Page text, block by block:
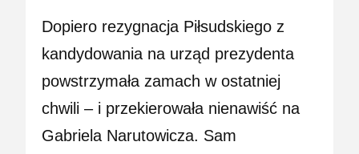
Dopiero rezygnacja Piłsudskiego z
kandydowania na urząd prezydenta
powstrzymała zamach w ostatniej
chwili – i przekierowała nienawiść na
Gabriela Narutowicza. Sam